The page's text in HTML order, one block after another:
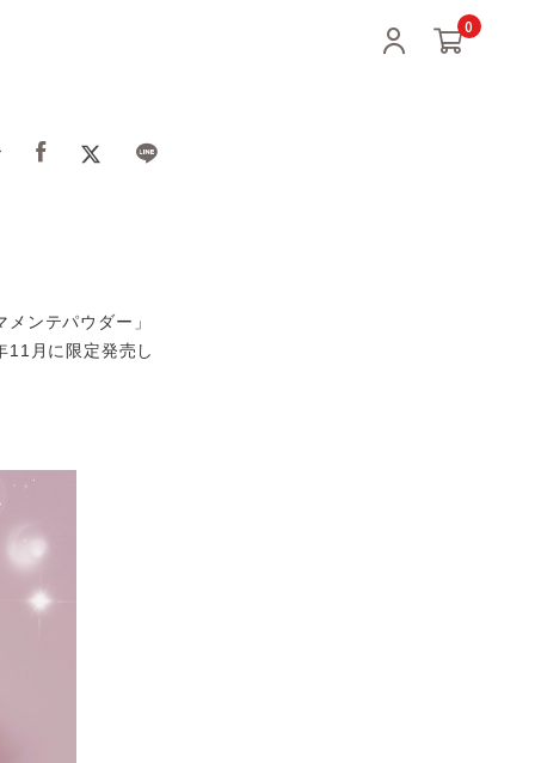
0
ンテパウダー」
11月に限定発売し